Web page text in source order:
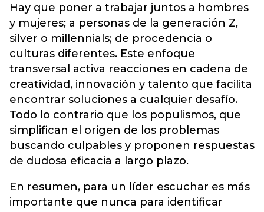
Hay que poner a trabajar juntos a hombres
y mujeres; a personas de la generación Z,
silver o millennials; de procedencia o
culturas diferentes. Este enfoque
transversal activa reacciones en cadena de
creatividad, innovación y talento que facilita
encontrar soluciones a cualquier desafío.
Todo lo contrario que los populismos, que
simplifican el origen de los problemas
buscando culpables y proponen respuestas
de dudosa eficacia a largo plazo.
En resumen, para un líder escuchar es más
importante que nunca para identificar